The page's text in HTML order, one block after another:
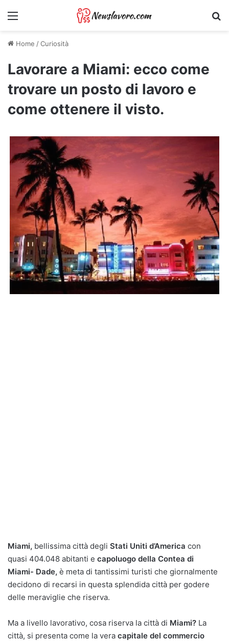
Menu
Home /Curiosità
Lavorare a Miami: ecco come
trovare un posto di lavoro e
come ottenere il visto.
Miami, bellissima città degli Stati Uniti d’America con
quasi 404.048 abitanti e capoluogo della Contea di
Miami- Dade, è meta di tantissimi turisti che giornalmente
decidono di recarsi in questa splendida città per godere
delle meraviglie che riserva.
Ma a livello lavorativo, cosa riserva la città di Miami? La
città, si presenta come la vera capitale del commercio